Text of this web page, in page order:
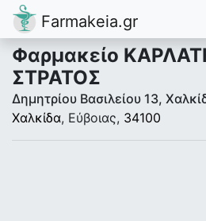
Farmakeia.gr
Φαρμακείο
ΣΤΡΑΤΟΣ
Δημητρίου Βασιλείου 13,
Χαλκίδα, Εύβοιας, 34100